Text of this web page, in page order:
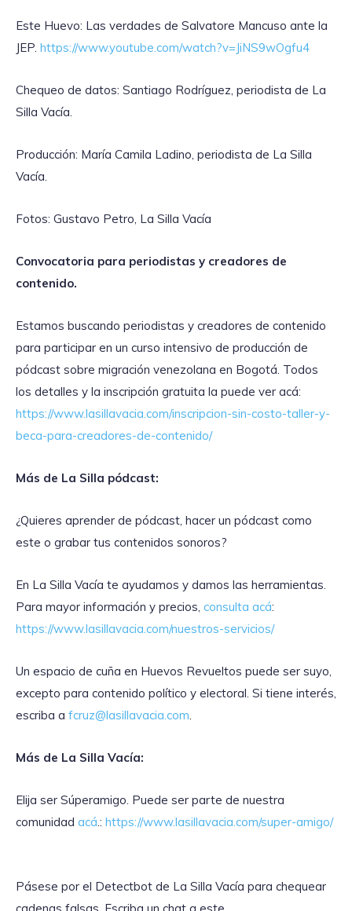
Este Huevo: Las verdades de Salvatore Mancuso ante la
JEP. https://www.youtube.com/watch?v=JiNS9wOgfu4
Chequeo de datos: Santiago Rodríguez, periodista de La
Silla Vacía.
Producción: María Camila Ladino, periodista de La Silla
Vacía.
Fotos: Gustavo Petro, La Silla Vacía
Convocatoria para periodistas y creadores de
contenido.
Estamos buscando periodistas y creadores de contenido
para participar en un curso intensivo de producción de
pódcast sobre migración venezolana en Bogotá. Todos
los detalles y la inscripción gratuita la puede ver acá:
https://www.lasillavacia.com/inscripcion-sin-costo-taller-y-
beca-para-creadores-de-contenido/
Más de La Silla pódcast:
¿Quieres aprender de pódcast, hacer un pódcast como
este o grabar tus contenidos sonoros?
En La Silla Vacía te ayudamos y damos las herramientas.
Para mayor información y precios, consulta acá:
https://www.lasillavacia.com/nuestros-servicios/
Un espacio de cuña en Huevos Revueltos puede ser suyo,
excepto para contenido político y electoral. Si tiene interés,
escriba a fcruz@lasillavacia.com
Más de La Silla Vacía:
Elija ser Súperamigo. Puede ser parte de nuestra
comunidad acá .: https://www.lasillavacia.com/super-amigo/
Pásese por el Detectbot de La Silla Vacía para chequear
cadenas falsas. Escriba un chat a este